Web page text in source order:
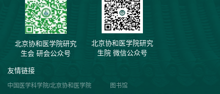
北京协和医学院研究
生会 研会公众号
北京协和医学院研究
生院 微信公众号
友情链接
中国医学科学院/北京协和医学院
图书馆